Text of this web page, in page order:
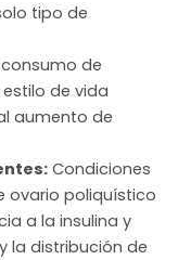
tipo de
de
de vida
aumento de
Condiciones
ovario poliquístico
a la insulina y
la distribución de